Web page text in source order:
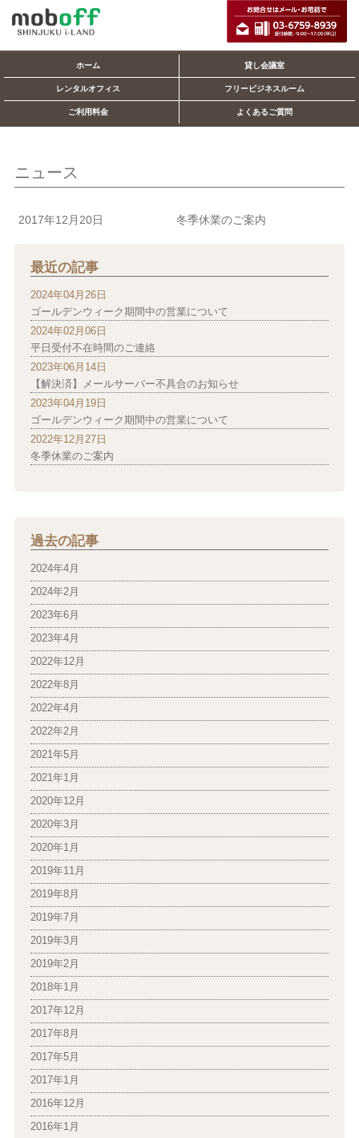
ホーム 貸し会議室
レンタルオフィス フリービジネスルーム
ご利用料金 よくあるご質問
ニュース
2017年12月20日 冬季休業のご案内
最近の記事
2024年04月26日
ゴールデンウィーク期間中の営業について
2024年02月06日
平日受付不在時間のご連絡
2023年06月14日
【解決済】メールサーバー不具合のお知らせ
2023年04月19日
ゴールデンウィーク期間中の営業について
2022年12月27日
冬季休業のご案内
過去の記事
2024年4月
2024年2月
2023年6月
2023年4月
2022年12月
2022年8月
2022年4月
2022年2月
2021年5月
2021年1月
2020年12月
2020年3月
2020年1月
2019年11月
2019年8月
2019年7月
2019年3月
2019年2月
2018年1月
2017年12月
2017年8月
2017年5月
2017年1月
2016年12月
2016年1月